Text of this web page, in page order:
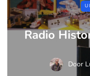
Radio
Door